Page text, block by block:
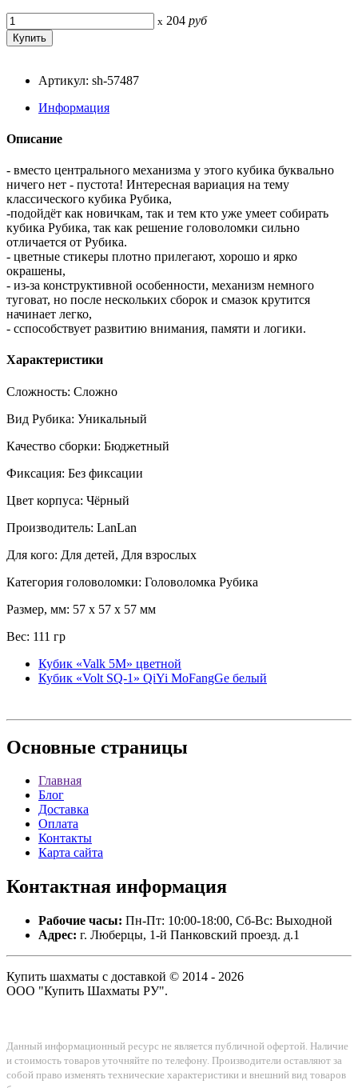
x 204 руб
Артикул: sh-57487
Информация
Описание
- вместо центрального механизма у этого кубика буквально
ничего нет - пустота! Интересная вариация на тему
классического кубика Рубика,
-подойдёт как новичкам, так и тем кто уже умеет собирать
кубика Рубика, так как решение головоломки сильно
отличается от Рубика.
- цветные стикеры плотно прилегают, хорошо и ярко
окрашены,
- из-за конструктивной особенности, механизм немного
туговат, но после нескольких сборок и смазок крутится
начинает легко,
- cспособствует развитию внимания, памяти и логики.
Характеристики
Сложность: Сложно
Вид Рубика: Уникальный
Качество сборки: Бюджетный
Фиксация: Без фиксации
Цвет корпуса: Чёрный
Производитель: LanLan
Для кого: Для детей, Для взрослых
Категория головоломки: Головоломка Рубика
Размер, мм: 57 x 57 x 57 мм
Вес: 111 гр
Кубик «Valk 5M» цветной
Кубик «Volt SQ-1» QiYi MoFangGe белый
Основные страницы
Главная
Блог
Доставка
Оплата
Контакты
Карта сайта
Контактная информация
Рабочие часы: Пн-Пт: 10:00-18:00, Сб-Вс: Выходной
Адрес: г. Люберцы, 1-й Панковский проезд. д.1
Купить шахматы с доставкой © 2014 - 2026
ООО "Купить Шахматы РУ".
Данный информационный ресурс не является публичной офертой. Наличие
и стоимость товаров уточняйте по телефону. Производители оставляют за
собой право изменять технические характеристики и внешний вид товаров